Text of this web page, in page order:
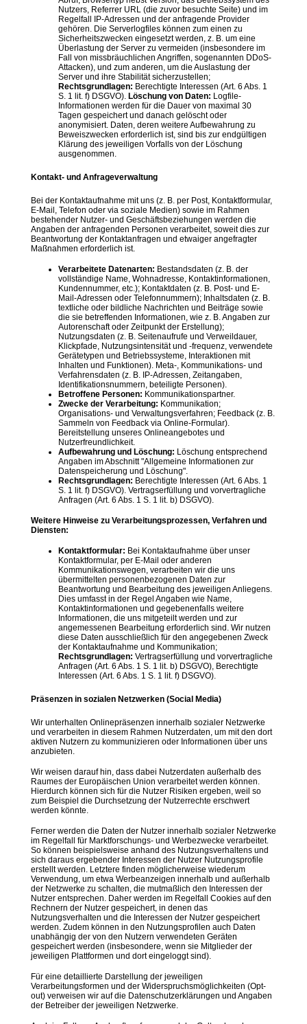
Nutzers, Referrer URL (die zuvor besuchte Seite) und im
Regelfall IP-Adressen und der anfragende Provider
gehören. Die Serverlogfiles können zum einen zu
Sicherheitszwecken eingesetzt werden, z. B. um eine
Überlastung der Server zu vermeiden (insbesondere im
Fall von missbräuchlichen Angriffen, sogenannten DDoS-
Attacken), und zum anderen, um die Auslastung der
Server und ihre Stabilität sicherzustellen;
Rechtsgrundlagen: Berechtigte Interessen (Art. 6 Abs. 1
S. 1 lit. f) DSGVO). Löschung von Daten: Logfile-
Informationen werden für die Dauer von maximal 30
Tagen gespeichert und danach gelöscht oder
anonymisiert. Daten, deren weitere Aufbewahrung zu
Beweiszwecken erforderlich ist, sind bis zur endgültigen
Klärung des jeweiligen Vorfalls von der Löschung
ausgenommen.
Kontakt- und Anfrageverwaltung
Bei der Kontaktaufnahme mit uns (z. B. per Post, Kontaktformular,
E-Mail, Telefon oder via soziale Medien) sowie im Rahmen
bestehender Nutzer- und Geschäftsbeziehungen werden die
Angaben der anfragenden Personen verarbeitet, soweit dies zur
Beantwortung der Kontaktanfragen und etwaiger angefragter
Maßnahmen erforderlich ist.
Verarbeitete Datenarten: Bestandsdaten (z. B. der
vollständige Name, Wohnadresse, Kontaktinformationen,
Kundennummer, etc.); Kontaktdaten (z. B. Post- und E-
Mail-Adressen oder Telefonnummern); Inhaltsdaten (z. B.
textliche oder bildliche Nachrichten und Beiträge sowie
die sie betreffenden Informationen, wie z. B. Angaben zur
Autorenschaft oder Zeitpunkt der Erstellung);
Nutzungsdaten (z. B. Seitenaufrufe und Verweildauer,
Klickpfade, Nutzungsintensität und -frequenz, verwendete
Gerätetypen und Betriebssysteme, Interaktionen mit
Inhalten und Funktionen). Meta-, Kommunikations- und
Verfahrensdaten (z. B. IP-Adressen, Zeitangaben,
Identifikationsnummern, beteiligte Personen).
Betroffene Personen: Kommunikationspartner.
Zwecke der Verarbeitung: Kommunikation;
Organisations- und Verwaltungsverfahren; Feedback (z. B.
Sammeln von Feedback via Online-Formular).
Bereitstellung unseres Onlineangebotes und
Nutzerfreundlichkeit.
Aufbewahrung und Löschung: Löschung entsprechend
Angaben im Abschnitt "Allgemeine Informationen zur
Datenspeicherung und Löschung".
Rechtsgrundlagen: Berechtigte Interessen (Art. 6 Abs. 1
S. 1 lit. f) DSGVO). Vertragserfüllung und vorvertragliche
Anfragen (Art. 6 Abs. 1 S. 1 lit. b) DSGVO).
Weitere Hinweise zu Verarbeitungsprozessen, Verfahren und
Diensten:
Kontaktformular: Bei Kontaktaufnahme über unser
Kontaktformular, per E-Mail oder anderen
Kommunikationswegen, verarbeiten wir die uns
übermittelten personenbezogenen Daten zur
Beantwortung und Bearbeitung des jeweiligen Anliegens.
Dies umfasst in der Regel Angaben wie Name,
Kontaktinformationen und gegebenenfalls weitere
Informationen, die uns mitgeteilt werden und zur
angemessenen Bearbeitung erforderlich sind. Wir nutzen
diese Daten ausschließlich für den angegebenen Zweck
der Kontaktaufnahme und Kommunikation;
Rechtsgrundlagen: Vertragserfüllung und vorvertragliche
Anfragen (Art. 6 Abs. 1 S. 1 lit. b) DSGVO), Berechtigte
Interessen (Art. 6 Abs. 1 S. 1 lit. f) DSGVO).
Präsenzen in sozialen Netzwerken (Social Media)
Wir unterhalten Onlinepräsenzen innerhalb sozialer Netzwerke
und verarbeiten in diesem Rahmen Nutzerdaten, um mit den dort
aktiven Nutzern zu kommunizieren oder Informationen über uns
anzubieten.
Wir weisen darauf hin, dass dabei Nutzerdaten außerhalb des
Raumes der Europäischen Union verarbeitet werden können.
Hierdurch können sich für die Nutzer Risiken ergeben, weil so
zum Beispiel die Durchsetzung der Nutzerrechte erschwert
werden könnte.
Ferner werden die Daten der Nutzer innerhalb sozialer Netzwerke
im Regelfall für Marktforschungs- und Werbezwecke verarbeitet.
So können beispielsweise anhand des Nutzungsverhaltens und
sich daraus ergebender Interessen der Nutzer Nutzungsprofile
erstellt werden. Letztere finden möglicherweise wiederum
Verwendung, um etwa Werbeanzeigen innerhalb und außerhalb
der Netzwerke zu schalten, die mutmaßlich den Interessen der
Nutzer entsprechen. Daher werden im Regelfall Cookies auf den
Rechnern der Nutzer gespeichert, in denen das
Nutzungsverhalten und die Interessen der Nutzer gespeichert
werden. Zudem können in den Nutzungsprofilen auch Daten
unabhängig der von den Nutzern verwendeten Geräten
gespeichert werden (insbesondere, wenn sie Mitglieder der
jeweiligen Plattformen und dort eingeloggt sind).
Für eine detaillierte Darstellung der jeweiligen
Verarbeitungsformen und der Widerspruchsmöglichkeiten (Opt-
out) verweisen wir auf die Datenschutzerklärungen und Angaben
der Betreiber der jeweiligen Netzwerke.